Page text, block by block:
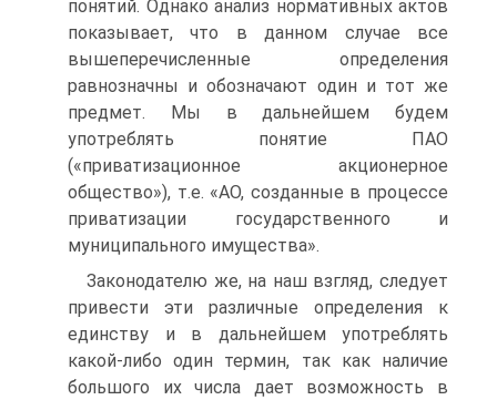
понятий. Однако анализ нормативных актов
показывает, что в данном случае все
вышеперечисленные определения
равнозначны и обозначают один и тот же
предмет. Мы в дальнейшем будем
употреблять понятие ПАО
(«приватизационное акционерное
общество»), т.е. «АО, созданные в процессе
приватизации государственного и
муниципального имущества».
Законодателю же, на наш взгляд, следует
привести эти различные определения к
единству и в дальнейшем употреблять
какой-либо один термин, так как наличие
большого их числа дает возможность в